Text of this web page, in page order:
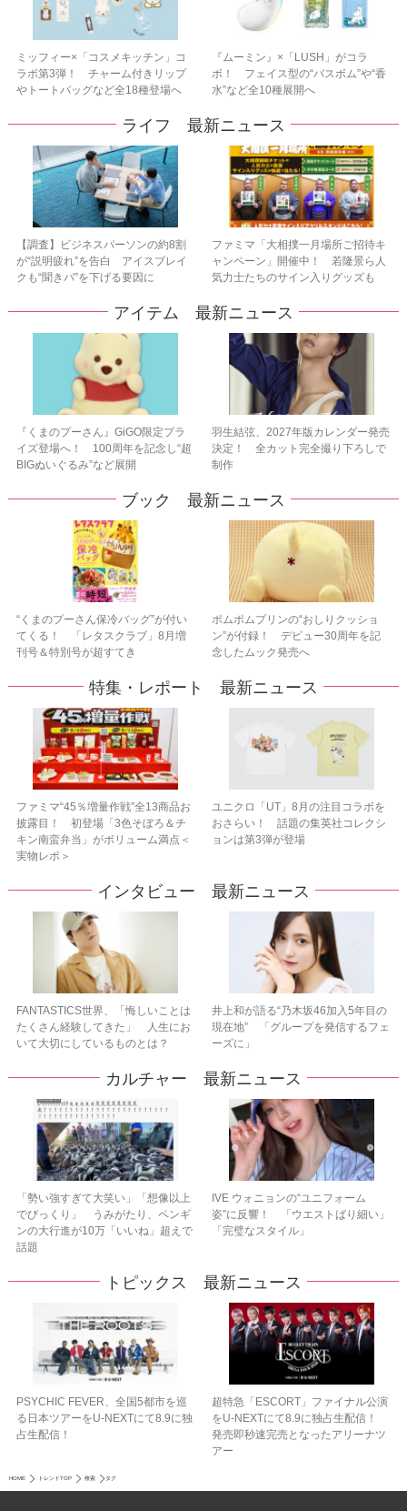
ミッフィー×「コスメキッチン」コ
ラボ第3弾！ チャーム付きリップ
やトートバッグなど全18種登場へ
『ムーミン』×「LUSH」がコラ
ボ！ フェイス型の“バスボム”や“香
水”など全10種展開へ
ライフ 最新ニュース
【調査】ビジネスパーソンの約8割
が“説明疲れ”を告白 アイスブレイ
クも“聞きパ”を下げる要因に
ファミマ「大相撲一月場所ご招待キ
ャンペーン」開催中！ 若隆景ら人
気力士たちのサイン入りグッズも
アイテム 最新ニュース
『くまのプーさん』GiGO限定プラ
イズ登場へ！ 100周年を記念し“超
BIGぬいぐるみ”など展開
羽生結弦、2027年版カレンダー発売
決定！ 全カット完全撮り下ろしで
制作
ブック 最新ニュース
“くまのプーさん保冷バッグ”が付い
てくる！ 「レタスクラブ」8月増
刊号＆特別号が超すてき
ポムポムプリンの“おしりクッショ
ン”が付録！ デビュー30周年を記
念したムック発売へ
特集・レポート 最新ニュース
ファミマ“45％増量作戦”全13商品お
披露目！ 初登場「3色そぼろ＆チ
キン南蛮弁当」がボリューム満点＜
実物レポ＞
ユニクロ「UT」8月の注目コラボを
おさらい！ 話題の集英社コレクシ
ョンは第3弾が登場
インタビュー 最新ニュース
FANTASTICS世界、「悔しいことは
たくさん経験してきた」 人生にお
いて大切にしているものとは？
井上和が語る“乃木坂46加入5年目の
現在地” 「グループを発信するフェ
ーズに」
カルチャー 最新ニュース
「勢い強すぎて大笑い」「想像以上
でびっくり」 うみがたり、ペンギ
ンの大行進が10万「いいね」超えで
話題
IVE ウォニョンの“ユニフォーム
姿”に反響！ 「ウエストばり細い」
「完璧なスタイル」
トピックス 最新ニュース
PSYCHIC FEVER、全国5都市を巡
る日本ツアーをU‐NEXTにて8.9に独
占生配信！
超特急「ESCORT」ファイナル公演
をU-NEXTにて8.9に独占生配信！
発売即秒速完売となったアリーナツ
アー
HOME トレンドTOP 検索 タグ